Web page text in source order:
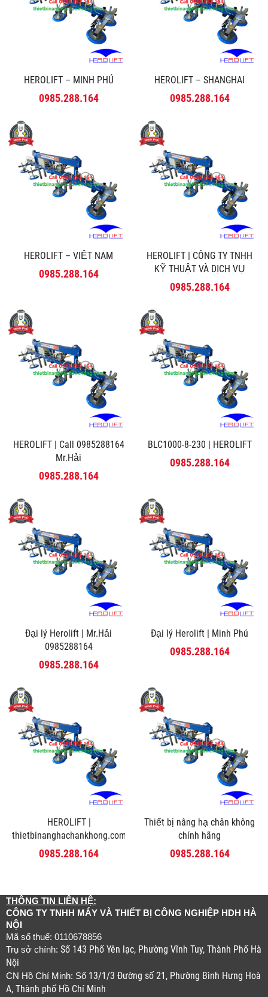
HEROLIFT – MINH PHÚ
0985.288.164
HEROLIFT – SHANGHAI
0985.288.164
HEROLIFT – VIỆT NAM
0985.288.164
HEROLIFT | CÔNG TY TNHH
KỸ THUẬT VÀ DỊCH VỤ
MINH PHÚ
0985.288.164
HEROLIFT | Call 0985288164
Mr.Hải
0985.288.164
BLC1000-8-230 | HEROLIFT
0985.288.164
Đại lý Herolift | Mr.Hải
0985288164
0985.288.164
Đại lý Herolift | Minh Phú
0985.288.164
HEROLIFT |
thietbinanghachankhong.com
0985.288.164
Thiết bị nâng hạ chân không
chính hãng
0985.288.164
THÔNG TIN LIÊN HỆ:
CÔNG TY TNHH MÁY VÀ THIẾT BỊ CÔNG NGHIỆP HDH HÀ
NỘI
Mã số thuế: 0110678856
Trụ sở chính: Số 143 Phố Yên lạc, Phường Vĩnh Tuy, Thành Phố Hà
Nội
CN Hồ Chí Minh: Số 13/1/3 Đường số 21, Phường Bình Hưng Hoà
A, Thành phố Hồ Chí Minh